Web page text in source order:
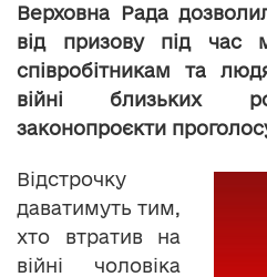
Верховна Рада
від призову під час
співробітникам та
війні близьких
законопроєкти
Відстрочку
даватимуть тим,
хто втратив на
війні чоловіка